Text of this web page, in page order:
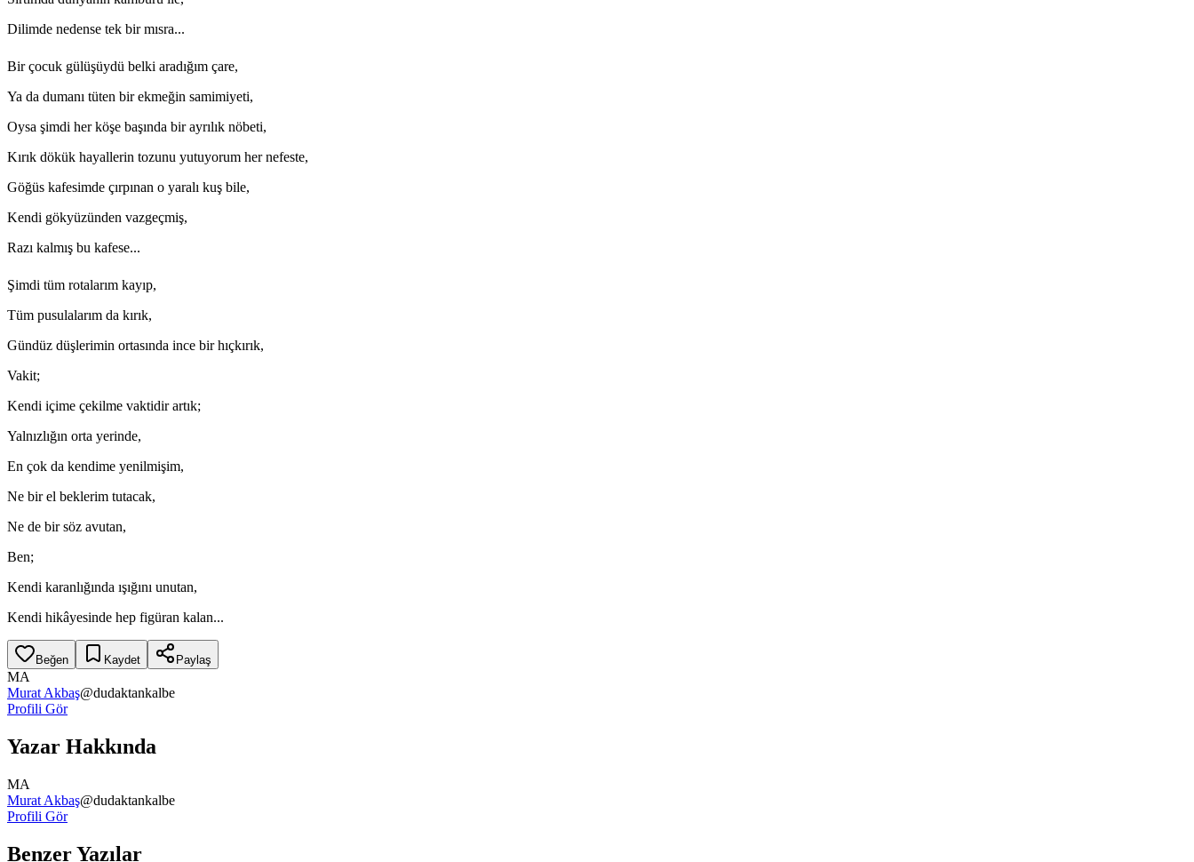
Dilimde nedense tek bir mısra...
Bir çocuk gülüşüydü belki aradığım çare,
Ya da dumanı tüten bir ekmeğin samimiyeti,
Oysa şimdi her köşe başında bir ayrılık nöbeti,
Kırık dökük hayallerin tozunu yutuyorum her nefeste,
Göğüs kafesimde çırpınan o yaralı kuş bile,
Kendi gökyüzünden vazgeçmiş,
Razı kalmış bu kafese...
Şimdi tüm rotalarım kayıp,
Tüm pusulalarım da kırık,
Gündüz düşlerimin ortasında ince bir hıçkırık,
Vakit;
Kendi içime çekilme vaktidir artık;
Yalnızlığın orta yerinde,
En çok da kendime yenilmişim,
Ne bir el beklerim tutacak,
Ne de bir söz avutan,
Ben;
Kendi karanlığında ışığını unutan,
Kendi hikâyesinde hep figüran kalan...
Beğen Kaydet Paylaş
MA
Murat Akbaş@dudaktankalbe
Profili Gör
Yazar Hakkında
MA
Murat Akbaş@dudaktankalbe
Profili Gör
Benzer Yazılar